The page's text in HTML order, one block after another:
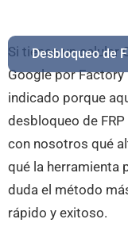
Desbloqueo de
Si tienes un celular
Google por
indicado porque
desbloqueo de
con nosotros qué
qué la herramienta
duda el método
rápido y exitoso.